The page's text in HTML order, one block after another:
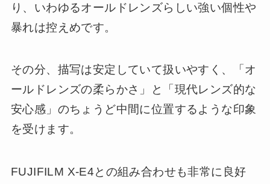
り、いわゆるオールドレンズらしい強い個性や
暴れは控えめです。
その分、描写は安定していて扱いやすく、「オ
ールドレンズの柔らかさ」と「現代レンズ的な
安心感」のちょうど中間に位置するような印象
を受けます。
FUJIFILM X-E4との組み合わせも非常に良好